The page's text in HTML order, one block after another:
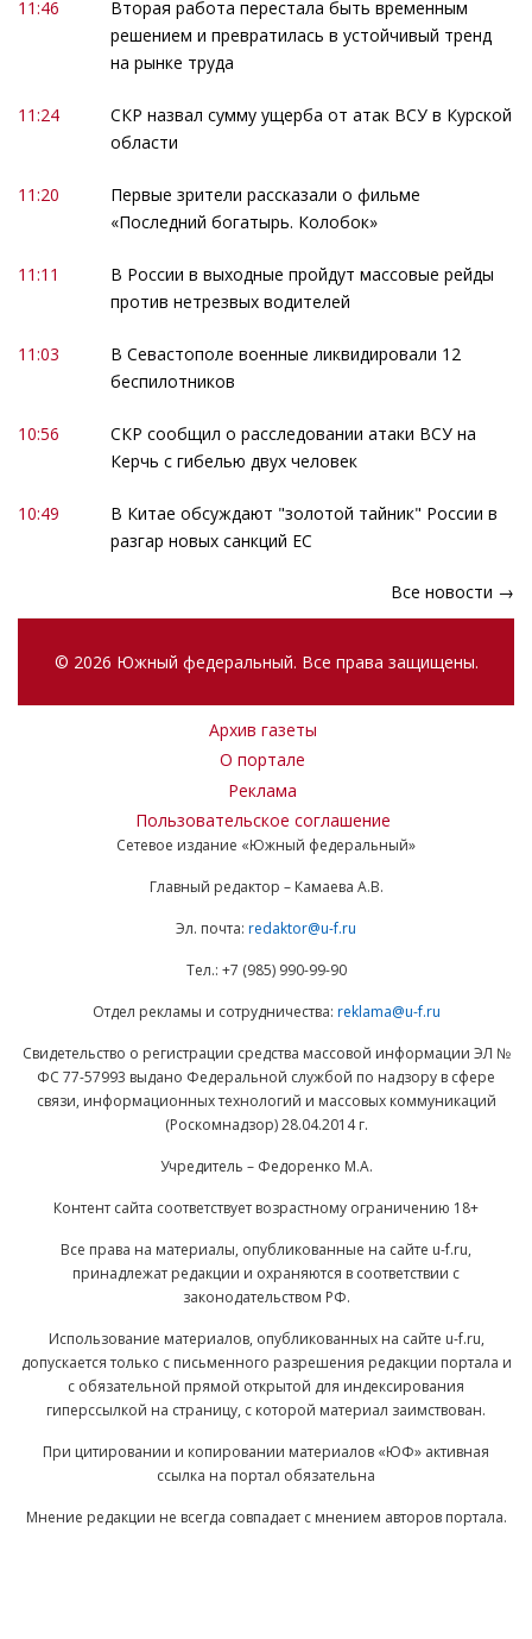
11:46
Вторая работа перестала быть временным
решением и превратилась в устойчивый тренд
на рынке труда
11:24
СКР назвал сумму ущерба от атак ВСУ в Курской
области
11:20
Первые зрители рассказали о фильме
«Последний богатырь. Колобок»
11:11
В России в выходные пройдут массовые рейды
против нетрезвых водителей
11:03
В Севастополе военные ликвидировали 12
беспилотников
10:56
СКР сообщил о расследовании атаки ВСУ на
Керчь с гибелью двух человек
10:49
В Китае обсуждают "золотой тайник" России в
разгар новых санкций ЕС
Все новости →
© 2026 Южный федеральный. Все права защищены.
Архив газеты
О портале
Реклама
Пользовательское соглашение
Сетевое издание «Южный федеральный»
Главный редактор – Камаева А.В.
Эл. почта: redaktor@u-f.ru
Тел.: +7 (985) 990-99-90
Отдел рекламы и сотрудничества: reklama@u-f.ru
Свидетельство о регистрации средства массовой информации ЭЛ №
ФС 77-57993 выдано Федеральной службой по надзору в сфере
связи, информационных технологий и массовых коммуникаций
(Роскомнадзор) 28.04.2014 г.
Учредитель – Федоренко М.А.
Контент сайта соответствует возрастному ограничению 18+
Все права на материалы, опубликованные на сайте u-f.ru,
принадлежат редакции и охраняются в соответствии с
законодательством РФ.
Использование материалов, опубликованных на сайте u-f.ru,
допускается только с письменного разрешения редакции портала и
с обязательной прямой открытой для индексирования
гиперссылкой на страницу, с которой материал заимствован.
При цитировании и копировании материалов «ЮФ» активная
ссылка на портал обязательна
Мнение редакции не всегда совпадает с мнением авторов портала.